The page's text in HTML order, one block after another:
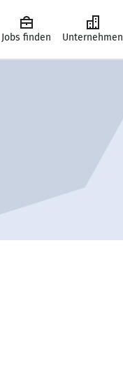
Jobs finden Unternehmen